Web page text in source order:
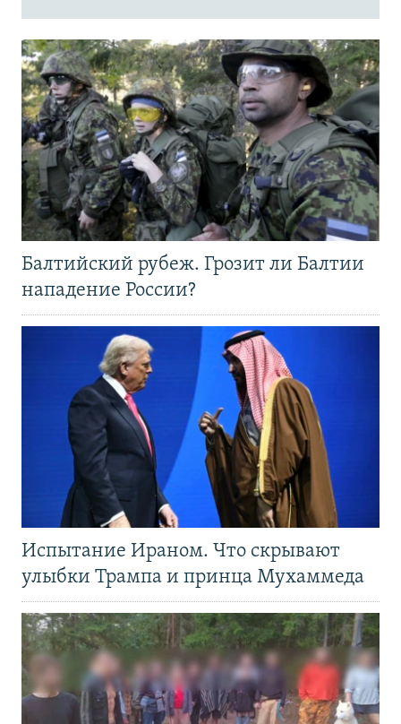
Балтийский рубеж. Грозит ли Балтии
нападение России?
Испытание Ираном. Что скрывают
улыбки Трампа и принца Мухаммеда